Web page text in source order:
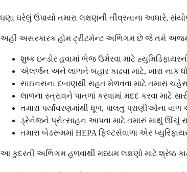
ઘણા ઘરેલું ઉપાયો તમારા લક્ષણની તીવ્રતાના આધારે,
અહીં અસરકારક હોમ ટ્રીટમેન્ટ અભિગમ છે જે તમે
શુષ્ક ઇન્ડોર હવામાં ભેજ ઉમેરવા માટે
એલર્જન અને લાળને બહાર કાઢવા માટે, ખારા નાક
સાઇનસના દબાણથી રાહત મેળવવા માટે તમારા
લાળના સ્ત્રાવને પાતળાં કરવામાં મદદ કરવા માટે
તમારા પર્યાવરણમાંથી ધૂળ, પાલતુ પ્રાણીઓના
ડ્રેનેજને પ્રોત્સાહન આપવા માટે તમારું માથું ઊંચું
તમારા બેડરૂમમાં HEPA ફિલ્ટર્સવાળા એર
આ કુદરતી અભિગમ હળવાથી મધ્યમ લક્ષણો માટે શ્રેષ્ઠ